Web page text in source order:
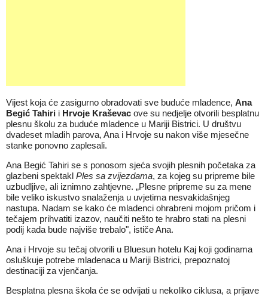
Vijest koja će zasigurno obradovati sve buduće mladence, Ana
Begić Tahiri i Hrvoje Kraševac ove su nedjelje otvorili besplatnu
plesnu školu za buduće mladence u Mariji Bistrici. U društvu
dvadeset mladih parova, Ana i Hrvoje su nakon više mjesečne
stanke ponovno zaplesali.
Ana Begić Tahiri se s ponosom sjeća svojih plesnih početaka za
glazbeni spektakl Ples sa zvijezdama, za kojeg su pripreme bile
uzbudljive, ali iznimno zahtjevne. „Plesne pripreme su za mene
bile veliko iskustvo snalaženja u uvjetima nesvakidašnjeg
nastupa. Nadam se kako će mladenci ohrabreni mojom pričom i
tečajem prihvatiti izazov, naučiti nešto te hrabro stati na plesni
podij kada bude najviše trebalo", ističe Ana.
Ana i Hrvoje su tečaj otvorili u Bluesun hotelu Kaj koji godinama
osluškuje potrebe mladenaca u Mariji Bistrici, prepoznatoj
destinaciji za vjenčanja.
Besplatna plesna škola će se odvijati u nekoliko ciklusa, a prijave